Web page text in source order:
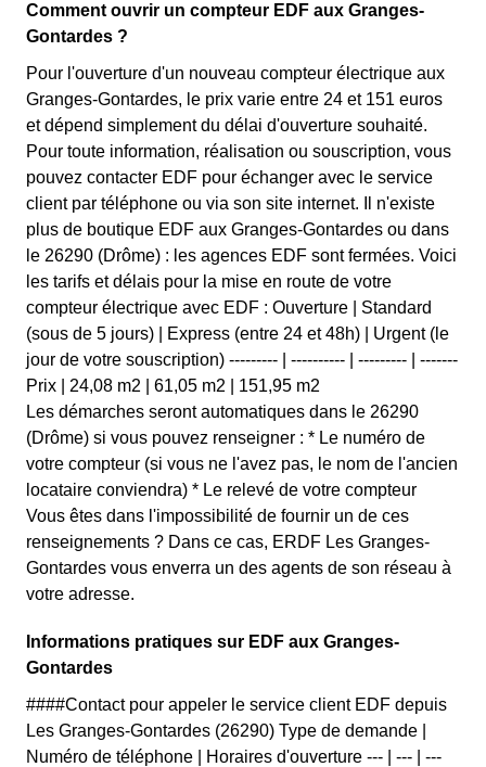
Comment ouvrir un compteur EDF aux Granges-
Gontardes ?
Pour l'ouverture d'un nouveau compteur électrique aux
Granges-Gontardes, le prix varie entre 24 et 151 euros
et dépend simplement du délai d'ouverture souhaité.
Pour toute information, réalisation ou souscription, vous
pouvez contacter EDF pour échanger avec le service
client par téléphone ou via son site internet. Il n'existe
plus de boutique EDF aux Granges-Gontardes ou dans
le 26290 (Drôme) : les agences EDF sont fermées. Voici
les tarifs et délais pour la mise en route de votre
compteur électrique avec EDF : Ouverture | Standard
(sous de 5 jours) | Express (entre 24 et 48h) | Urgent (le
jour de votre souscription) --------- | ---------- | --------- | -------
Prix | 24,08 m2 | 61,05 m2 | 151,95 m2
Les démarches seront automatiques dans le 26290
(Drôme) si vous pouvez renseigner : * Le numéro de
votre compteur (si vous ne l'avez pas, le nom de l'ancien
locataire conviendra) * Le relevé de votre compteur
Vous êtes dans l'impossibilité de fournir un de ces
renseignements ? Dans ce cas, ERDF Les Granges-
Gontardes vous enverra un des agents de son réseau à
votre adresse.
Informations pratiques sur EDF aux Granges-
Gontardes
####Contact pour appeler le service client EDF depuis
Les Granges-Gontardes (26290) Type de demande |
Numéro de téléphone | Horaires d'ouverture --- | --- | ---